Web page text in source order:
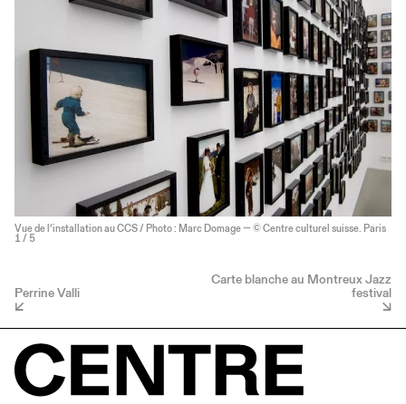
Vue de l’installation au CCS / Photo : Marc Domage — © Centre culturel suisse. Paris
1 / 5
Perrine Valli
Carte blanche au Montreux Jazz
festival